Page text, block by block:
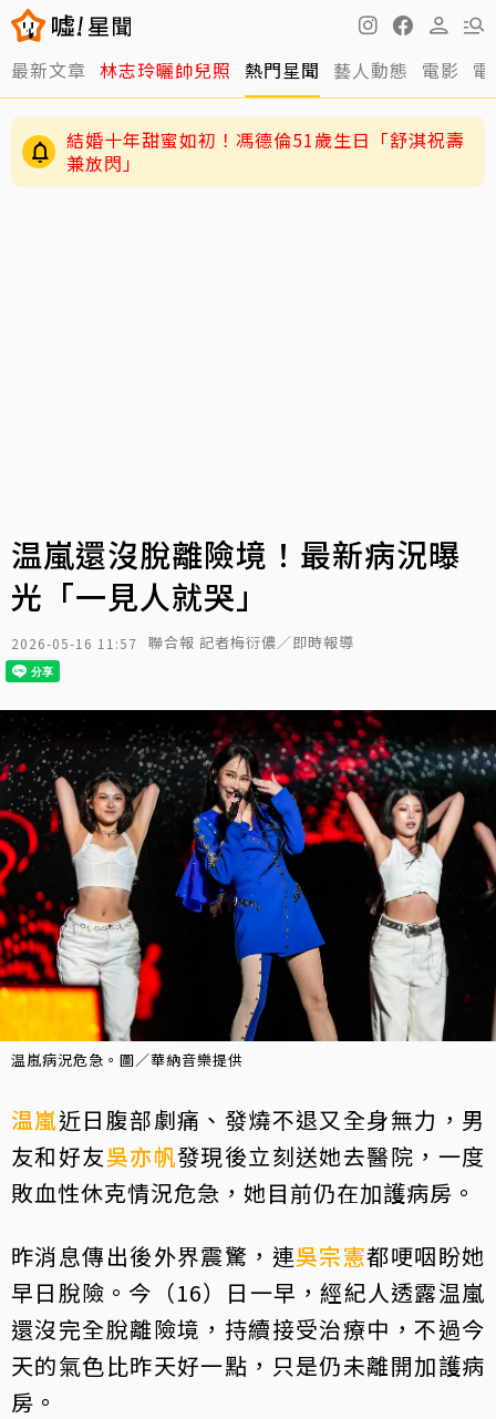
最新文章 林志玲曬帥兒照 熱門星聞 藝人動態 電影
結婚十年甜蜜如初！馮德倫51歲生日「舒淇祝壽
兼放閃」
温嵐還沒脫離險境！最新病況曝
光「一見人就哭」
2026-05-16 11:57 聯合報 記者梅衍儂／即時報導
温嵐病況危急。圖／華納音樂提供
温嵐近日腹部劇痛、發燒不退又全身無力，男
友和好友吳亦帆發現後立刻送她去醫院，一度
敗血性休克情況危急，她目前仍在加護病房。
昨消息傳出後外界震驚，連吳宗憲都哽咽盼她
早日脫險。今（16）日一早，經紀人透露温嵐
還沒完全脫離險境，持續接受治療中，不過今
天的氣色比昨天好一點，只是仍未離開加護病
房。